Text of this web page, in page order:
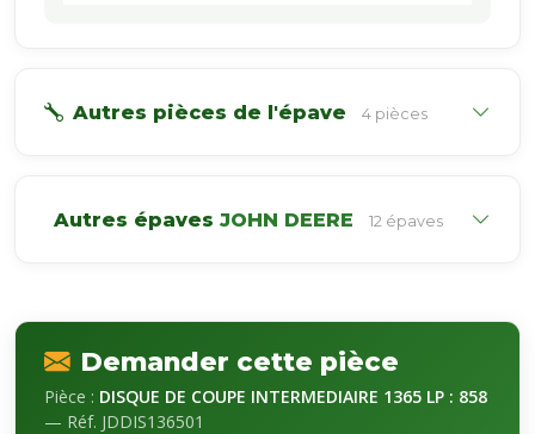
Autres pièces de l'épave 4 pièces
Autres épaves JOHN DEERE 12 épaves
Demander cette pièce
Pièce : DISQUE DE COUPE INTERMEDIAIRE 1365 LP : 858
— Réf. JDDIS136501